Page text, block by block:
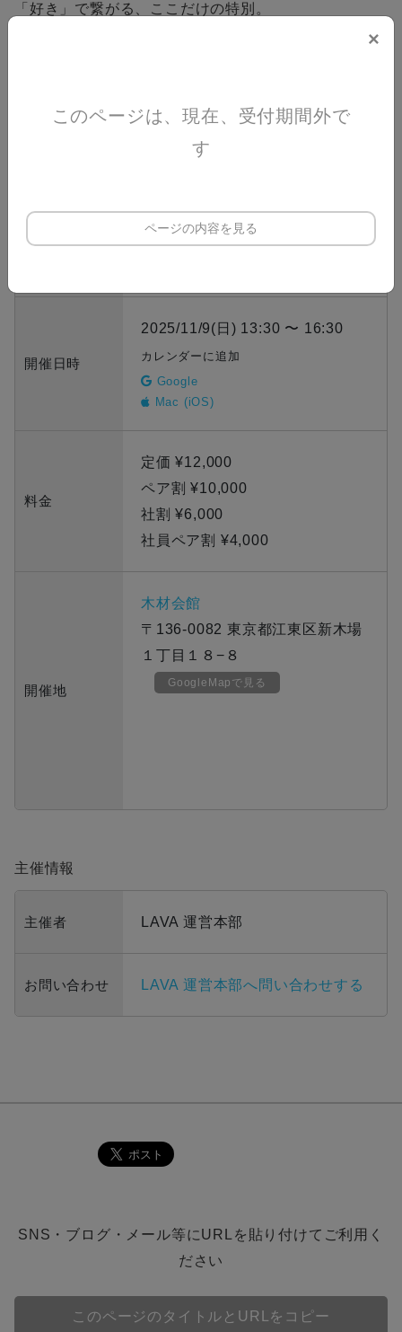
「好き」で繋がる、ここだけの特別。
・‥…──・‥…──・──☆
開催日時
2025/11/9(日) 13:30 〜 16:30
カレンダーに追加
Google
Mac (iOS)
料金
定価 ¥12,000
ペア割 ¥10,000
社割 ¥6,000
社員ペア割 ¥4,000
開催地
木材会館
〒136-0082 東京都江東区新木場
１丁目１８−８
GoogleMapで見る
主催情報
主催者 LAVA 運営本部
お問い合わせ LAVA 運営本部へ問い合わせする
SNS・ブログ・メール等にURLを貼り付けてご利用く
ださい
このページのタイトルとURLをコピー
×
このページは、現在、受付期間外で
す
ページの内容を見る